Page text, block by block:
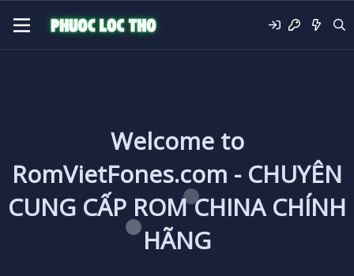
Welcome to
RomVietFones.com - CHUYÊN
CUNG CẤP ROM CHINA CHÍNH
HÃNG